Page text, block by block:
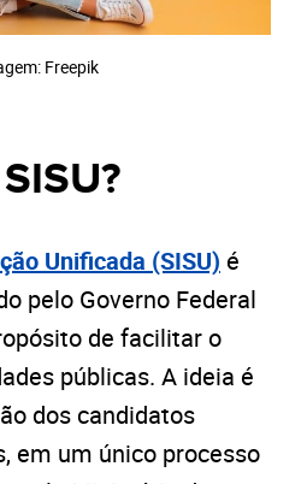
Freepik
Unificada (SISU) é
pelo Governo Federal
de facilitar o
públicas. A ideia é
dos candidatos
em um único processo